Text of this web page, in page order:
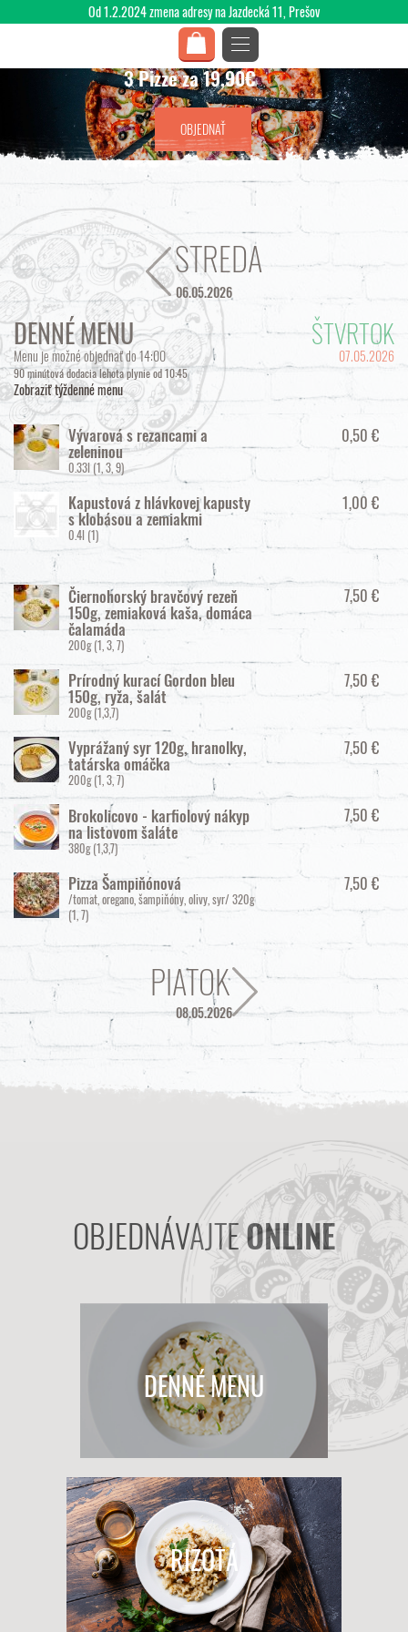
3 Pizze za 19,90€
OBJEDNAŤ
STREDA
06.05.2026
DENNÉ MENU
Menu je možné objednať do 14:00
90 minútová dodacia lehota plynie od 10:45
Zobraziť týždenné menu
ŠTVRTOK
07.05.2026
Vývarová s rezancami a
zeleninou
0.33l (1, 3, 9)
0,50 €
Kapustová z hlávkovej kapusty
s klobásou a zemiakmi
0.4l (1)
1,00 €
Čiernohorský bravčový rezeň
150g, zemiaková kaša, domáca
čalamáda
200g (1, 3, 7)
7,50 €
Prírodný kurací Gordon bleu
150g, ryža, šalát
200g (1,3,7)
7,50 €
Vyprážaný syr 120g, hranolky,
tatárska omáčka
200g (1, 3, 7)
7,50 €
Brokolicovo - karfiolový nákyp
na listovom šaláte
380g (1,3,7)
7,50 €
Pizza Šampiňónová
/tomat, oregano, šampiňóny, olivy, syr/ 320g
(1, 7)
7,50 €
PIATOK
08.05.2026
OBJEDNÁVAJTEONLINE
DENNÉ MENU
RIZOTÁ
Od 1.2.2024 zmena adresy na Jazdecká 11, Prešov